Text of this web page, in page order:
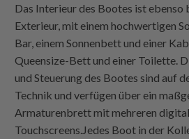
Das Interieur des Bootes ist ebenso
Exterieur, mit einem hochwertigen
Bar, einem Sonnenbett und einer
Queensize-Bett und einer Toilette.
und Steuerung des Bootes sind auf
Technik und verfügen über ein
Armaturenbrett mit mehreren
Touchscreens.Jedes Boot in der